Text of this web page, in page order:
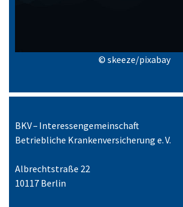
© skeeze/pixabay
BKV – Interessengemeinschaft
Betriebliche Krankenversicherung e. V.
Albrechtstraße 22
10117 Berlin